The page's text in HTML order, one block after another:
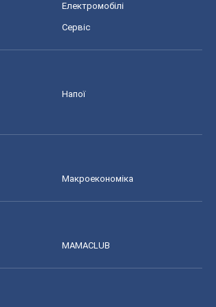
Електромобілі
Сервіс
Напої
Макроекономіка
MAMACLUB